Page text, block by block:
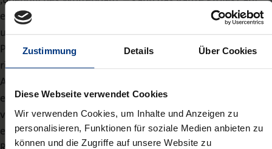
Zustimmung Details Über Cookies
Diese Webseite verwendet Cookies
Wir verwenden Cookies, um Inhalte und Anzeigen zu
personalisieren, Funktionen für soziale Medien anbieten zu
können und die Zugriffe auf unsere Website zu
einen Blick sichtbar machen. Digitale Plattformen
unterstützen dabei die Kollaboration in allen Settings: in
Präsenz, remote oder hybrid. Die Verwendung der
richtigen Tools, entsprechend den Anforderungen der
Aufgaben, sowie deren einfache Bedienbarkeit, sind dafür
essentielle Faktoren. Wir diskutieren den Zusammenhang
von New Work und Sozialen Medien sehr ausführlich und
eingebettet in einem Rahmen von Menschen, Räumen,